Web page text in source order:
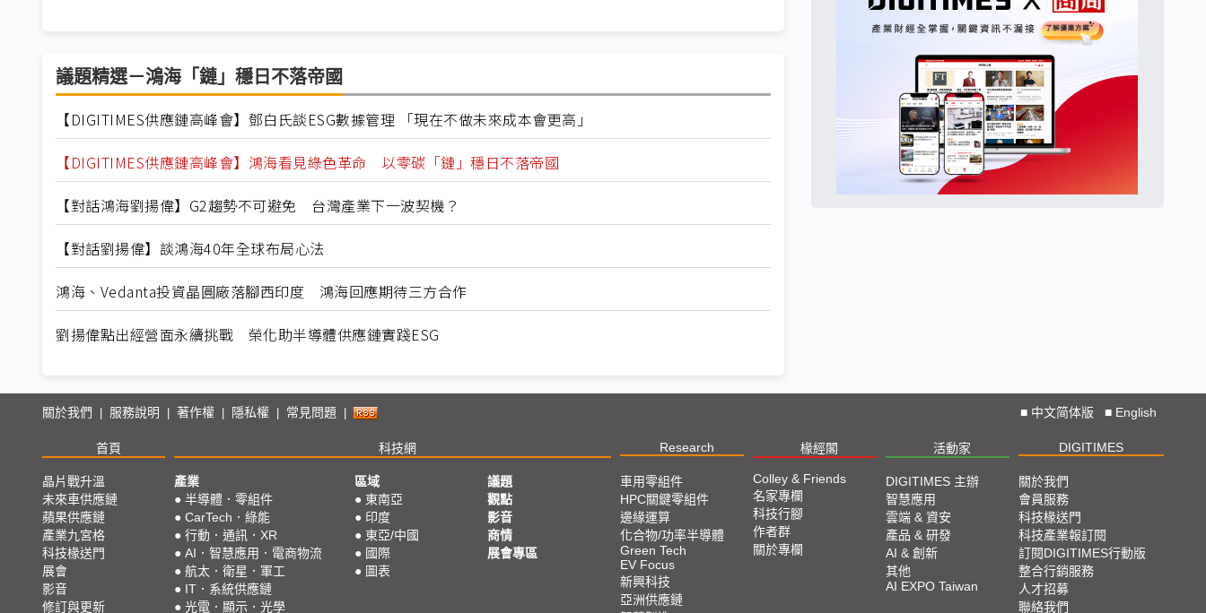
議題精選－鴻海「鏈」穩日不落帝國
【DIGITIMES供應鏈高峰會】鄧白氏談ESG數據管理 「現在不做未來成本會更高」
【DIGITIMES供應鏈高峰會】鴻海看見綠色革命 以零碳「鏈」穩日不落帝國
【對話鴻海劉揚偉】G2趨勢不可避免 台灣產業下一波契機？
【對話劉揚偉】談鴻海40年全球布局心法
鴻海、Vedanta投資晶圓廠落腳西印度 鴻海回應期待三方合作
劉揚偉點出經營面永續挑戰 榮化助半導體供應鏈實踐ESG
關於我們 服務說明 著作權 隱私權 常見問題 ■ 中文简体版 ■ English
首頁 科技網 Research 椽經閣 活動家 DIGITIMES
晶片戰升溫
未來車供應鏈
蘋果供應鏈
產業九宮格
科技椽送門
展會
影音
修訂與更新
產業
● 半導體．零組件
● CarTech．綠能
● 行動．通訊．XR
● AI．智慧應用．電商物流
● 航太．衛星．軍工
● IT．系統供應鏈
● 光電．顯示．光學
區域
● 東南亞
● 印度
● 東亞/中國
● 國際
● 圖表
議題
觀點
影音
商情
展會專區
車用零組件
HPC關鍵零組件
邊緣運算
化合物/功率半導體
Green Tech
EV Focus
新興科技
亞洲供應鏈
Colley & Friends
名家專欄
科技行腳
作者群
關於專欄
DIGITIMES 主辦
智慧應用
雲端 & 資安
產品 & 研發
AI & 創新
其他
AI EXPO Taiwan
關於我們
會員服務
科技椽送門
科技產業報訂閱
訂閱DIGITIMES行動版
整合行銷服務
人才招募
聯絡我們